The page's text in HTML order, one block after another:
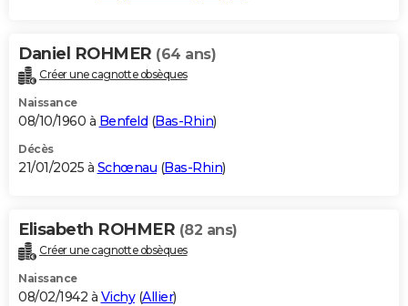
Daniel ROHMER (64 ans)
Créer une cagnotte obsèques
Naissance
08/10/1960 à Benfeld (Bas-Rhin)
Décès
21/01/2025 à Schœnau (Bas-Rhin)
Elisabeth ROHMER (82 ans)
Créer une cagnotte obsèques
Naissance
08/02/1942 à Vichy(Allier)